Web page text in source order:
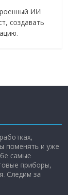
ИИ
создавать
поменять и уже
самые
приборы,
Следим за